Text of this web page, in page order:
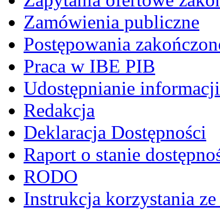
Zamówienia publiczne
Postępowania
Praca w IBE PIB
Udostępnianie informacji
Redakcja
Deklaracja Dostępności
Raport o stanie
RODO
Instrukcja korzystania